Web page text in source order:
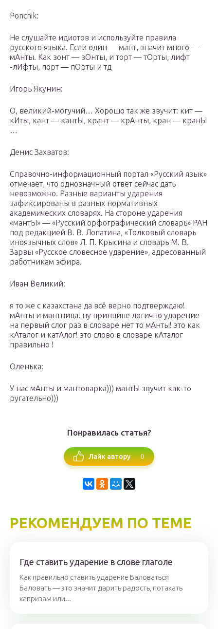
Ponchik:
Не слушайте идиотов и используйте правила
русского языка. Если один — мант, значит много —
мАнты. Как зонт — зОнты, и торт — тОрты, лифт
-лИфты, порт — пОрты и тд
Игорь Якунин:
О, великий-могучий… Хорошо так же звучит: кит —
кИты, кант — кантЫ, крант — крАнты, кран — кранЫ
…
Денис Захватов:
Справочно-информационный портал «Русский язык»
отмечает, что однозначный ответ сейчас дать
невозможно. Разные варианты ударения
зафиксированы в разных нормативных
академических словарях. На стороне ударения
«мантЫ» — «Русский орфографический словарь» РАН
под редакцией В. В. Лопатина, «Толковый словарь
иноязычных слов» Л. П. Крысина и словарь М. В.
Зарвы «Русское словесное ударение», адресованный
работникам эфира.
Иван Великий:
я то же с казахстана да всё верно подтверждаю!
мАнты и мантница! ну принципе логично ударение
на первый слог раз в словаре нет то мАнты! это как
кАталог и катАлог! это слово в словаре кАталог
правильно !
Оленька:
У нас мАнты и мантоварка))) мантЫ звучит как-то
ругательно)))
Понравилась статья?
Лайк автору 0
РЕКОМЕНДУЕМ ПО ТЕМЕ
Где ставить ударение в слове глаголе
Как правильно ставить ударение Баловаться
Баловать — это значит дарить радость, потакать
капризам или...